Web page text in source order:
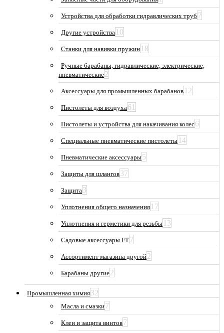
Устройства для обработки гидравлических труб 7
Другие устройства 10
Станки для навивки пружин 18
Ручные барабаны, гидравлические, электрические,
пневматические2
Аксессуары для промышленных барабанов 12
Пистолеты для воздуха61
Пистолеты и устройства для накачивания колес6
Специальные пневматические пистолеты 14
Пневматические аксессуары5
Защиты для шлангов37
Защита3
Уплотнения общего назначения 17
Уплотнения и герметики для резьбы 13
Садовые аксессуары FT7
Ассортимент магазина другой2
Барабаны другие2
Промышленная химия32
Масла и смазки7
Клеи и защита винтов7